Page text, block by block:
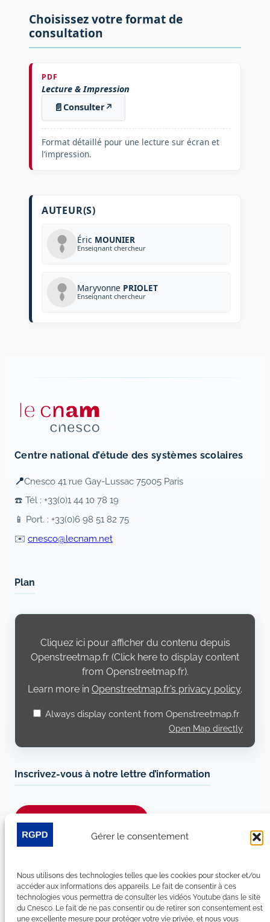
Gérer le consentement
Nous utilisons des technologies telles que les cookies pour stocker et/ou
accéder aux informations des appareils. Le fait de consentir à ces
technologies vous permettra de consulter les vidéos Youtube dans le site
du Cnesco. Le fait de ne pas consentir ou de retirer son consentement est
une excellente mesure pour protéger votre vie privée, et nous vous
Choisissez votre format de
consultation
PDF
Lecture & Impression
📄Consulter↗
Format détaillé pour une lecture sur écran et
l’impression.
AUTEUR(S)
Éric MOUNIER
Enseignant chercheur
Maryvonne PRIOLET
Enseignant chercheur
Centre national d’étude des systèmes scolaires
📍Cnesco 41 rue Gay-Lussac 75005 Paris
☎️ Tél : +33(0)1 44 10 78 19
📱 Port. : +33(0)6 98 51 82 75
✉️ cnesco@lecnam.net
Plan
Display
Openstreetmap.fr
Cliquez ici pour afficher du contenu depuis
Openstreetmap.fr (Click here to display content
from Openstreetmap.fr).
Learn more in Openstreetmap.fr’s privacy policy.
Always display content from Openstreetmap.fr
Open Map directly
Inscrivez-vous à notre lettre d’information
LinkedIn
YouTube
Facebook
Bluesky